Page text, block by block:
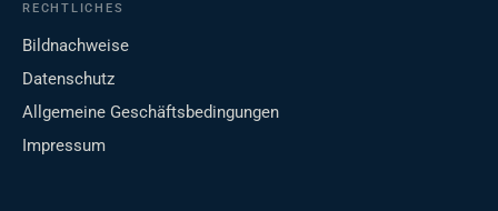
RECHTLICHES
Bildnachweise
Datenschutz
Allgemeine Geschäftsbedingungen
Impressum